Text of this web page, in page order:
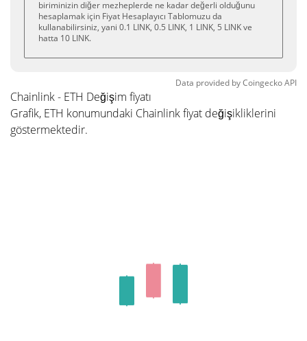
biriminizin diğer mezheplerde ne kadar değerli olduğunu
hesaplamak için Fiyat Hesaplayıcı Tablomuzu da
kullanabilirsiniz, yani 0.1 LINK, 0.5 LINK, 1 LINK, 5 LINK ve
hatta 10 LINK.
Data provided byCoingeckoAPI
Chainlink - ETH Değişim fiyatı
Grafik, ETH konumundaki Chainlink fiyat değişikliklerini
göstermektedir.